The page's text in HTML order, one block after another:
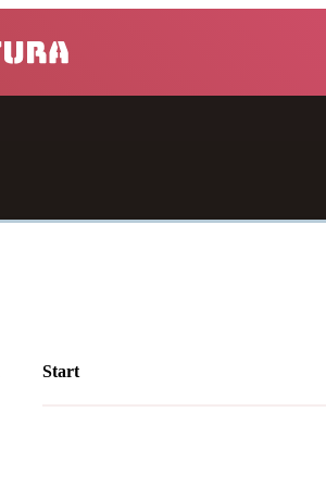
home
Start